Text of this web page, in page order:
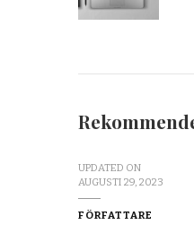
UPDATED ON
AUGUSTI 29, 2023
FÖRFATTARE